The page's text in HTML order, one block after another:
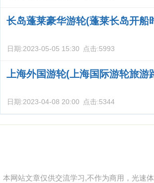
长岛蓬莱豪华游轮(蓬莱长岛开船
日期:2023-05-05 15:30 点击:5993
上海外国游轮(上海国际游轮旅游
日期:2023-04-08 20:00 点击:5344
本网站文章仅供交流学习,不作为商用，光速